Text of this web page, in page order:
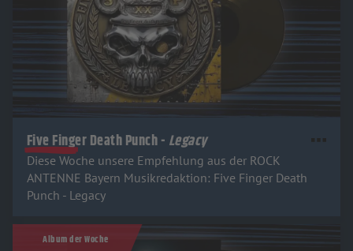
Five Finger Death Punch - Legacy
Diese Woche unsere Empfehlung aus der ROCK
ANTENNE Bayern Musikredaktion: Five Finger Death
Punch - Legacy
Album der Woche